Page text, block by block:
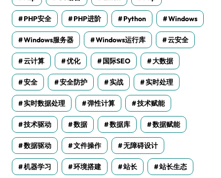
PHP安全 PHP进阶 Python Windows
Windows服务器 Windows运行库 云安全
云计算 优化 国际SEO 大数据
安全 安全防护 实战 实时处理
实时数据处理 弹性计算 技术赋能
技术驱动 数据 数据库 数据赋能
数据驱动 文件操作 无障碍设计
机器学习 环境搭建 站长 站长生态